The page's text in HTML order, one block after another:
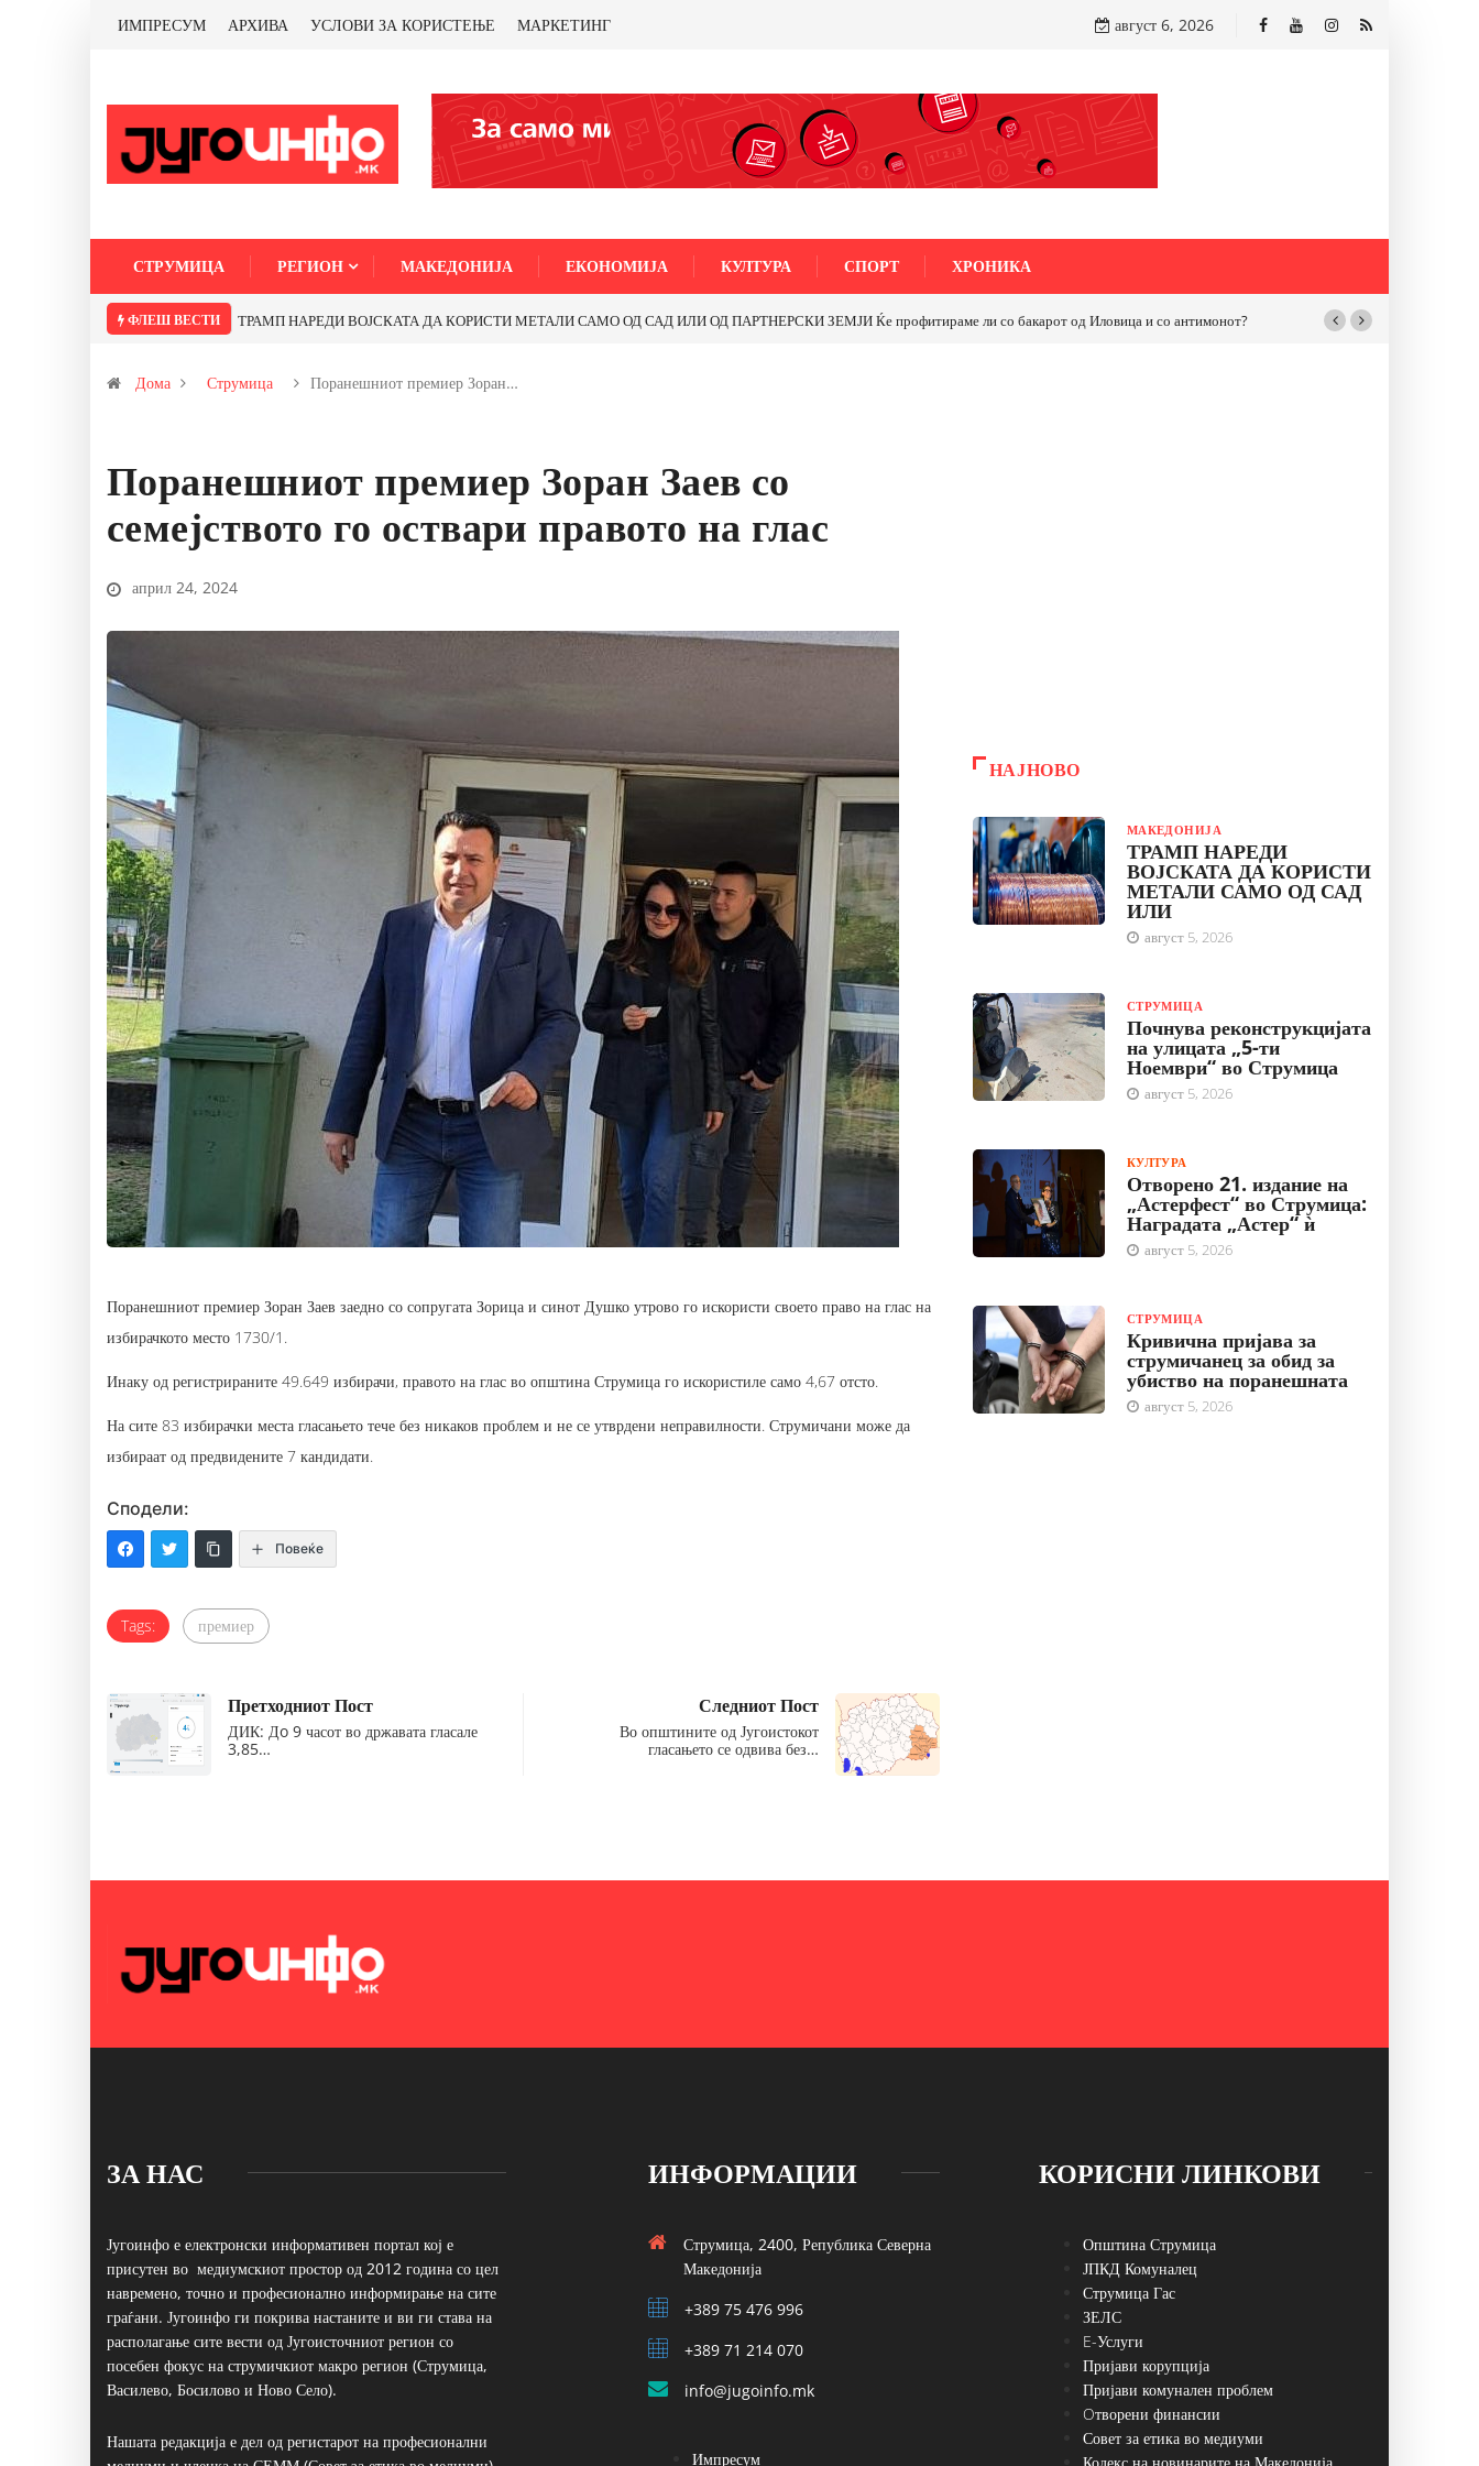
ИМПРЕСУМ АРХИВА УСЛОВИ ЗА КОРИСТЕЊЕ МАРКЕТИНГ август 6, 2026
СТРУМИЦА РЕГИОН МАКЕДОНИЈА ЕКОНОМИЈА КУЛТУРА СПОРТ ХРОНИКА
ФЛЕШ ВЕСТИ ТРАМП НАРЕДИ ВОЈСКАТА ДА КОРИСТИ МЕТАЛИ САМО ОД САД ИЛИ ОД ПАРТНЕРСКИ ЗЕМЈИ Ќе профитираме ли со бакарот од Иловица и со антимонот? Почнува реконструкцијата на
Дома Струмица Поранешниот премиер Зоран…
Поранешниот премиер Зоран Заев со
семејството го оствари правото на глас
април 24, 2024
Поранешниот премиер Зоран Заев заедно со сопругата Зорица и синот Душко утрово го искористи своето право на глас на
избирачкото место 1730/1.
Инаку од регистрираните 49.649 избирачи, правото на глас во општина Струмица го искористиле само 4,67 отсто.
На сите 83 избирачки места гласањето тече без никаков проблем и не се утврдени неправилности. Струмичани може да
избираат од предвидените 7 кандидати.
Сподели:
Повеќе
Tags: премиер
Претходниот Пост
ДИК: Дo 9 часот во државата гласале
3,85…
Следниот Пост
Во општините од Југоистокот
гласањето се одвива без…
НАЈНОВО
МАКЕДОНИЈА
ТРАМП НАРЕДИ
ВОЈСКАТА ДА КОРИСТИ
МЕТАЛИ САМО ОД САД
ИЛИ
август 5, 2026
СТРУМИЦА
Почнува реконструкцијата
на улицата „5-ти
Ноември“ во Струмица
август 5, 2026
КУЛТУРА
Отворено 21. издание на
„Астерфест“ во Струмица:
Наградата „Астер“ ѝ
август 5, 2026
СТРУМИЦА
Кривична пријава за
струмичанец за обид за
убиство на поранешната
август 5, 2026
ЗА НАС
Југоинфо е електронски информативен портал кој е
присутен во медиумскиот простор од 2012 година со цел
навремено, точно и професионално информирање на сите
граѓани. Југоинфо ги покрива настаните и ви ги става на
располагање сите вести од Југоисточниот регион со
посебен фокус на струмичкиот макро регион (Струмица,
Василево, Босилово и Ново Село).
Нашата редакција е дел од регистарот на професионални
ИНФОРМАЦИИ
Струмица, 2400, Република Северна
Македонија
+389 75 476 996
+389 71 214 070
info@jugoinfo.mk
Импресум
КОРИСНИ ЛИНКОВИ
Општина Струмица
ЈПКД Комуналец
Струмица Гас
ЗЕЛС
E-Услуги
Пријави корупција
Пријави комунален проблем
Oтворени финансии
Совет за етика во медиуми